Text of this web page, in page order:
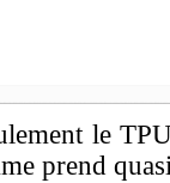
le
prend